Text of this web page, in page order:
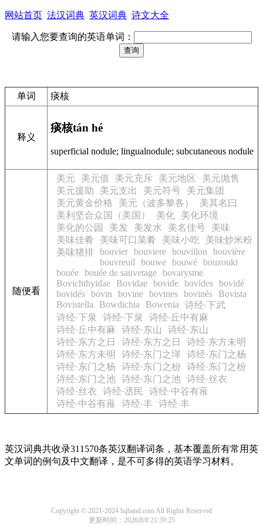
网站首页 法汉词典 英汉词典 诗文大全
请输入您要查询的英语单词：
单词 痰核
释义
痰核tán hé
superficial nodule; lingualnodule; subcutaneous nodule
随便看
美元 美元值 美元充斥 美元地区
美元抛售
美元援助
美元支出 美元符号
美元集团
美元黄金价格
美元（波多黎各）
美其名曰
美利坚合众国（美国）
美化
美化环境
美化的公园
美发 美发水 美名佳号
美味
美味佳肴
美味可口菜肴 美味小吃
美味炒米粉
美味猪排 bouvier bouviere bouvillon
bouvière
bouvreuil
bouwe bouwé bouzouki
bouée bouée de sauvetage bovarysme
Bovichthyidae
Bovidae bovide bovides bovidé
bovidés bovin bovine bovines bovinés
Bovista
Bovistella
Bowdichia Bowenia
诗经·下武
诗经·下泉
诗经·下泉
诗经·丘中有麻
诗经·丘中有麻
诗经·东山
诗经·东山
诗经·东方之日
诗经·东方之日
诗经·东方未明
诗经·东方未明
诗经·东门之墠
诗经·东门之杨
诗经·东门之杨
诗经·东门之枌
诗经·东门之枌
诗经·东门之池 诗经·东门之池 诗经·丝衣
诗经·丝衣
诗经·丞民
诗经·中谷有蓷
诗经·中谷有蓷
诗经·丰 诗经·丰
英汉词典共收录311570条英汉翻译词条，基本覆盖所有常用英
文单词的例句及中文翻译，是不可多得的英语学习材料。
Copyright © 2021-2024 hqband.com All Rights Reserved
更新时间：2026/8/8 21:39:25